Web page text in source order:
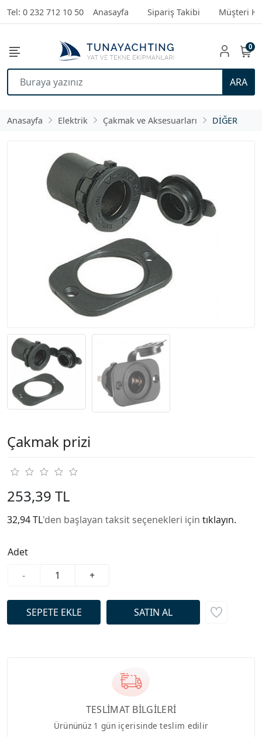
Tel: 0 232 712 10 50 Anasayfa Sipariş Takibi Müşteri
ARA
0
Anasayfa Elektrik Çakmak ve Aksesuarları DİĞER
Çakmak prizi
253,39 TL
32,94 TL'den başlayan taksit seçenekleri için tıklayın.
Adet
-
+
TESLİMAT BİLGİLERİ
Ürününüz 1 gün içerisinde teslim edilir